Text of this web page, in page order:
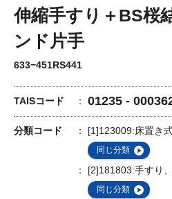
伸縮手すり＋BS桜
ンド片手
633−451RS441
TAISコード 01235 -
分類コード [1]123009:床置き
同じ分類
[2]181803:手すり
同じ分類